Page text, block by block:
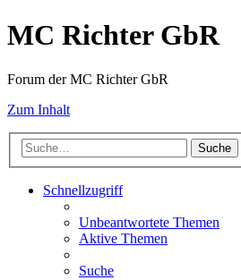
MC Richter GbR
Forum der MC Richter GbR
Zum Inhalt
Suche
Schnellzugriff
Unbeantwortete Themen
Aktive Themen
Suche